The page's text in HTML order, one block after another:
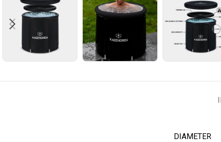
DIAMETER